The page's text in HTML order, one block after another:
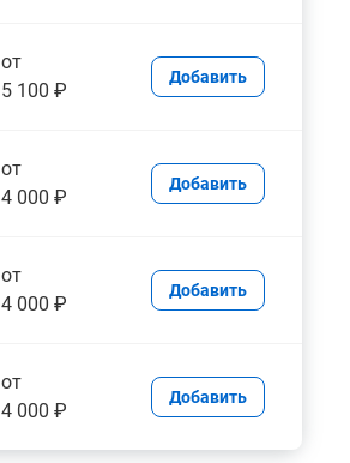
от
5 100 ₽
Добавить
от
4 000 ₽
Добавить
от
4 000 ₽
Добавить
от
4 000 ₽
Добавить